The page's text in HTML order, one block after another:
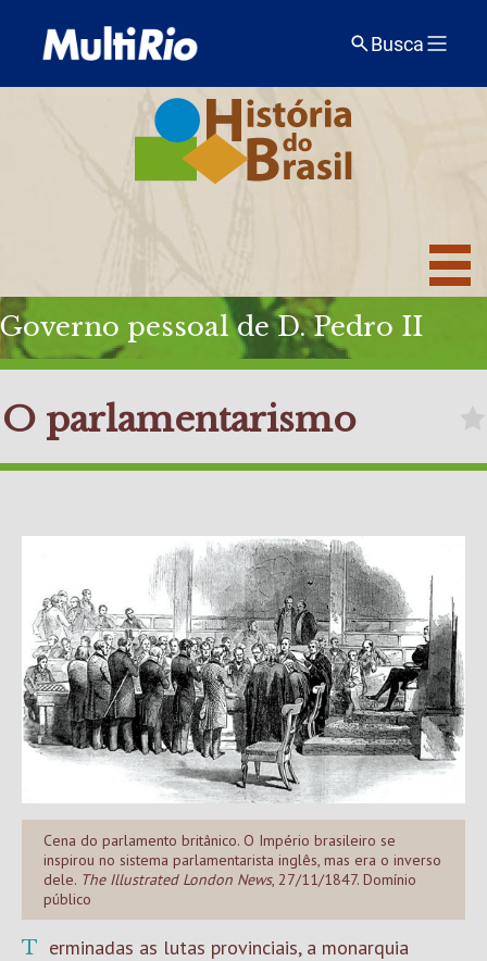
Busca
Governo pessoal de D. Pedro II
O parlamentarismo
Cena do parlamento britânico. O Império brasileiro se
inspirou no sistema parlamentarista inglês, mas era o inverso
dele. The Illustrated London News, 27/11/1847. Domínio
público
Terminadas as lutas provinciais, a monarquia